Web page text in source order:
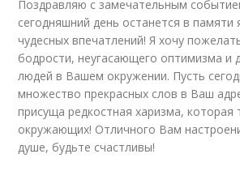
Поздравляю с замечательным
сегодняшний день останется в
чудесных впечатлений! Я хочу
бодрости, неугасающего оптимизма и
людей в Вашем окружении. Пусть
множество прекрасных слов в Ваш
присуща редкостная харизма, которая
окружающих! Отличного Вам
душе, будьте счастливы!